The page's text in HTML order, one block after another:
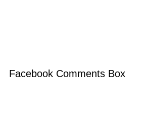
Facebook Comments Box